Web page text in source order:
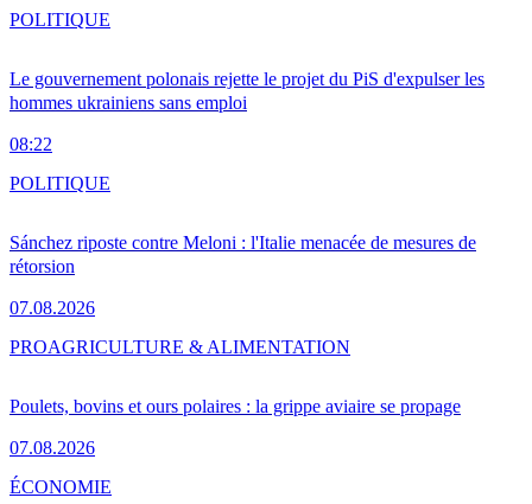
Le gouvernement polonais rejette le projet du PiS d'expulser les
hommes ukrainiens sans emploi
08:22
POLITIQUE
Sánchez riposte contre Meloni : l'Italie menacée de mesures de
rétorsion
07.08.2026
POLITIQUE
Poulets, bovins et ours polaires : la grippe aviaire se propage
07.08.2026
PROAGRICULTURE & ALIMENTATION
ÉCONOMIE